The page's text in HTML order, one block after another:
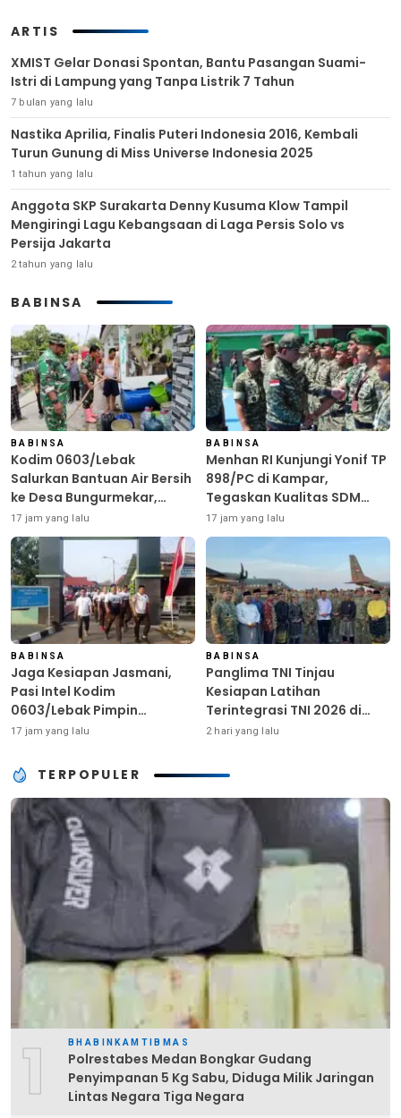
ARTIS
XMIST Gelar Donasi Spontan, Bantu Pasangan Suami-
Istri di Lampung yang Tanpa Listrik 7 Tahun
7 bulan yang lalu
Nastika Aprilia, Finalis Puteri Indonesia 2016, Kembali
Turun Gunung di Miss Universe Indonesia 2025
1 tahun yang lalu
Anggota SKP Surakarta Denny Kusuma Klow Tampil
Mengiringi Lagu Kebangsaan di Laga Persis Solo vs
Persija Jakarta
2 tahun yang lalu
BABINSA
BABINSA
Kodim 0603/Lebak
Salurkan Bantuan Air Bersih
ke Desa Bungurmekar,
Ringankan Beban Warga
Terdampak Kemarau
17 jam yang lalu
BABINSA
Menhan RI Kunjungi Yonif TP
898/PC di Kampar,
Tegaskan Kualitas SDM
Kunci Kekuatan TNI
17 jam yang lalu
BABINSA
Jaga Kesiapan Jasmani,
Pasi Intel Kodim
0603/Lebak Pimpin
Pembinaan Fisik Rutin
17 jam yang lalu
BABINSA
Panglima TNI Tinjau
Kesiapan Latihan
Terintegrasi TNI 2026 di
Dabo Singkep
2 hari yang lalu
TERPOPULER
1 BHABINKAMTIBMAS
Polrestabes Medan Bongkar Gudang
Penyimpanan 5 Kg Sabu, Diduga Milik Jaringan
Lintas Negara Tiga Negara